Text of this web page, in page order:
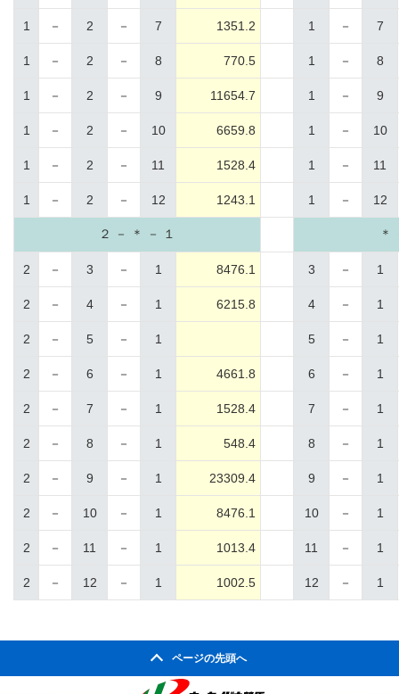
1 － 2 － 7 1351.2 1 － 7
1 － 2 － 8 770.5 1 － 8
1 － 2 － 9 11654.7 1 － 9
1 － 2 － 10 6659.8 1 － 10
1 － 2 － 11 1528.4 1 － 11
1 － 2 － 12 1243.1 1 － 12
２ － ＊ － １ ＊
2 － 3 － 1 8476.1 3 － 1
2 － 4 － 1 6215.8 4 － 1
2 － 5 － 1 5 － 1
2 － 6 － 1 4661.8 6 － 1
2 － 7 － 1 1528.4 7 － 1
2 － 8 － 1 548.4 8 － 1
2 － 9 － 1 23309.4 9 － 1
2 － 10 － 1 8476.1 10 － 1
2 － 11 － 1 1013.4 11 － 1
2 － 12 － 1 1002.5 12 － 1
ページの先頭へ